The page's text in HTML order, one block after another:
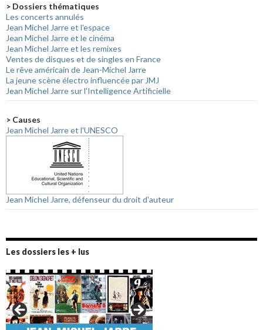
> Dossiers thématiques
Les concerts annulés
Jean Michel Jarre et l'espace
Jean Michel Jarre et le cinéma
Jean Michel Jarre et les remixes
Ventes de disques et de singles en France
Le rêve américain de Jean-Michel Jarre
La jeune scène électro influencée par JMJ
Jean Michel Jarre sur l'Intelligence Artificielle
> Causes
Jean Michel Jarre et l'UNESCO
Jean Michel Jarre, défenseur du droit d'auteur
Les dossiers les + lus